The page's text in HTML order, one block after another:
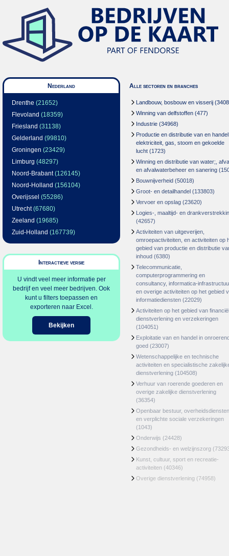
Nederland
Drenthe (21652)
Flevoland (18359)
Friesland (31138)
Gelderland (99810)
Groningen (23429)
Limburg (48297)
Noord-Brabant(126145)
Noord-Holland (156104)
Overijssel (55286)
Utrecht(67680)
Zeeland (19685)
Zuid-Holland (167739)
Interactieve versie
U vindt veel meer informatie per
bedrijf en veel meer bedrijven. Ook
kunt u filters toepassen en
exporteren naar Excel.
Bekijken
Alle sectoren en branches
Landbouw, bosbouw en visserij
Winning van delfstoffen (477)
Industrie (34968)
Productie en distributie van en
elektriciteit, gas, stoom en gekoelde
lucht (1723)
Winning en distributie van water;,
en afvalwaterbeheer en sanering
Bouwnijverheid (50018)
Groot- en detailhandel (133803)
Vervoer en opslag (23620)
Logies-, maaltijd- en
(42657)
Activiteiten van uitgeverijen,
omroepactiviteiten, en activiteiten op
gebied van productie en distributie
inhoud (6380)
Telecommunicatie,
computerprogrammering en
consultancy, informatica-
en overige activiteiten op het gebied
informatiediensten (22029)
Activiteiten op het gebied van
dienstverlening en verzekeringen
(104051)
Exploitatie van en handel in
goed (23007)
Wetenschappelijke en technische
activiteiten en specialistische
dienstverlening (104508)
Verhuur van roerende goederen en
overige zakelijke dienstverlening
(36354)
Openbaar bestuur, overheidsdiensten
en verplichte sociale verzekeringen
(1043)
Onderwijs (24428)
Gezondheids- en welzijnszorg
Kunst, cultuur, sport en recreatie-
activiteiten (40346)
Overige dienstverlening (74958)